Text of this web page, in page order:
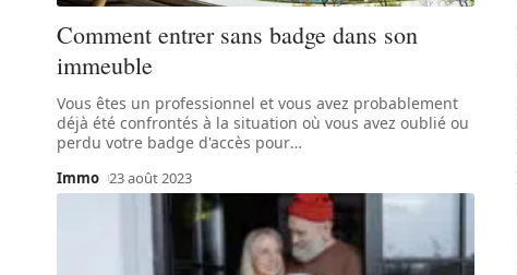
Comment entrer sans badge dans son
immeuble
Vous êtes un professionnel et vous avez probablement
déjà été confrontés à la situation où vous avez oublié ou
perdu votre badge d'accès pour…
Immo 23 août 2023